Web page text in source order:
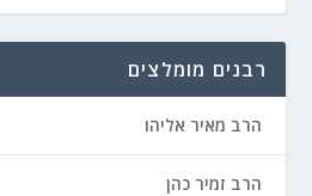
רבנים מומלצים
הרב מאיר אליהו
הרב זמיר כהן